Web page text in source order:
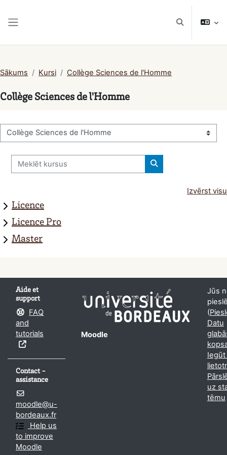
Pārslēgt
Sākums Kursi Collège Sciences de l'Homme
Collège Sciences de l'Homme
Kursu kategorijas
Meklēt kursus
Meklēt kursus
Izvērst visu
Licence
Licence Pro
Master
Aide et
support
FAQ
and
tutorials
Contact -
assistance
moodle@u-
bordeaux.fr
Help us
to improve
Moodle
Moodle
Jūs
(
Datu
uz
tēmu